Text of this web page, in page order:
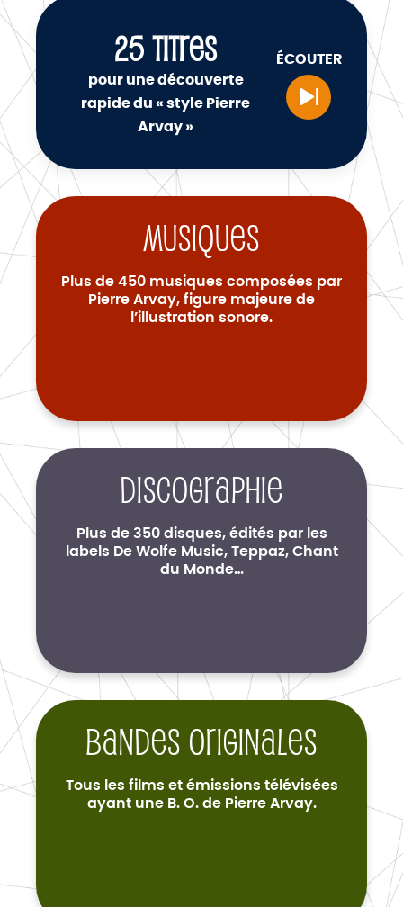
25TITRES
pour une découverte
rapide du « style Pierre
Arvay »
ÉCOUTER
Musiques
Plus de 450 musiques composées par
Pierre Arvay, figure majeure de
l’illustration sonore.
Discographie
Plus de 350 disques, édités par les
labels De Wolfe Music, Teppaz, Chant
du Monde…
Bandes originales
Tous les films et émissions télévisées
ayant une B. O. de Pierre Arvay.